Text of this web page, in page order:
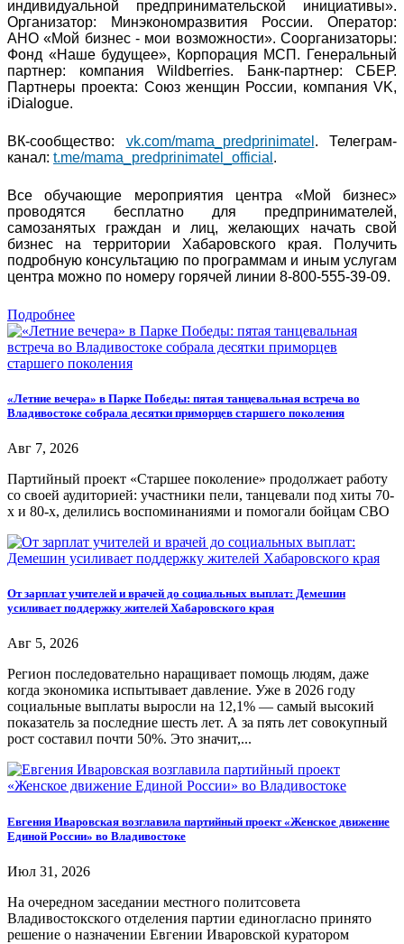
индивидуальной предпринимательской инициативы».
Организатор: Минэкономразвития России. Оператор:
АНО «Мой бизнес - мои возможности». Соорганизаторы:
Фонд «Наше будущее», Корпорация МСП. Генеральный
партнер: компания Wildberries. Банк-партнер: СБЕР.
Партнеры проекта: Союз женщин России, компания VK,
iDialogue.
ВК-сообщество: vk.com/mama_predprinimatel . Телеграм-
канал: t.me/mama_predprinimatel_official .
Все обучающие мероприятия центра «Мой бизнес»
проводятся бесплатно для предпринимателей,
самозанятых граждан и лиц, желающих начать свой
бизнес на территории Хабаровского края. Получить
подробную консультацию по программам и иным услугам
центра можно по номеру горячей линии 8-800-555-39-09.
Подробнее
«Летние вечера» в Парке Победы: пятая танцевальная встреча во
Владивостоке собрала десятки приморцев старшего поколения
Авг 7, 2026
Партийный проект «Старшее поколение» продолжает работу
со своей аудиторией: участники пели, танцевали под хиты 70-
х и 80-х, делились воспоминаниями и помогали бойцам СВО
От зарплат учителей и врачей до социальных выплат: Демешин
усиливает поддержку жителей Хабаровского края
Авг 5, 2026
Регион последовательно наращивает помощь людям, даже
когда экономика испытывает давление. Уже в 2026 году
социальные выплаты выросли на 12,1% — самый высокий
показатель за последние шесть лет. А за пять лет совокупный
рост составил почти 50%. Это значит,...
Евгения Иваровская возглавила партийный проект «Женское движение
Единой России» во Владивостоке
Июл 31, 2026
На очередном заседании местного политсовета
Владивостокского отделения партии единогласно принято
решение о назначении Евгении Иваровской куратором